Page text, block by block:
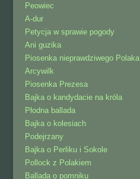
Peowiec
A-dur
Petycja w sprawie pogody
Ani guzika
Piosenka nieprawdziwego Polaka
Arcywilk
Piosenka Prezesa
Bajka o kandydacie na króla
Płodna ballada
Bajka o kolesiach
Podejrzany
Bajka o Perliku i Sokole
Pollock z Polakiem
Ballada o pomniku